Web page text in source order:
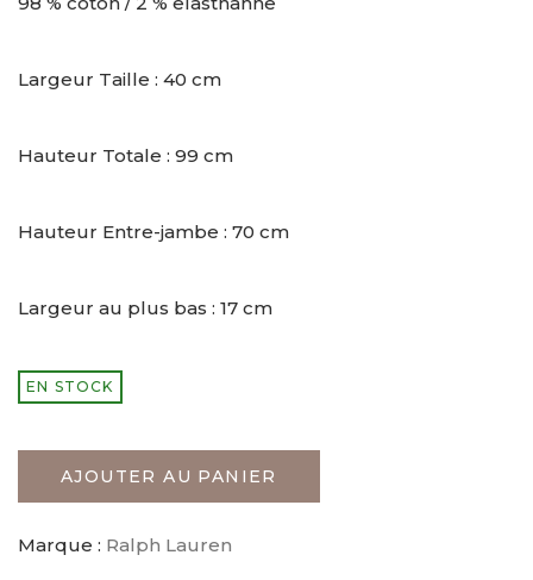
Largeur Taille : 40 cm
Hauteur Totale : 99 cm
Hauteur Entre-jambe : 70 cm
Largeur au plus bas : 17 cm
EN STOCK
AJOUTER AU PANIER
Marque : Ralph Lauren